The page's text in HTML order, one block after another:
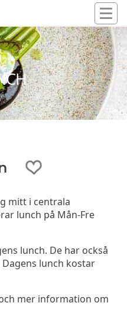
mitt i centrala
lunch på Mån-Fre
lunch. De har också
lunch kostar
mer information om